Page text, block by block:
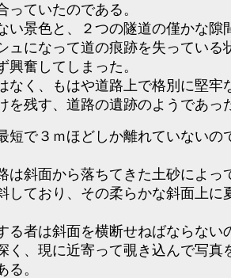
っていたのである。
い景色と、２つの隧道の僅かな隙
ュになって道の痕跡を失っている
興奮してしまった。
なく、もはや道路上で格別に堅牢
を残す、道路の遺跡のようであっ
で３ｍほどしか離れていないの
は斜面から落ちてきた土砂によっ
しており、その柔らかな斜面上に
者は斜面を横断せねばならない
く、現に近寄って覗き込んで写真
。